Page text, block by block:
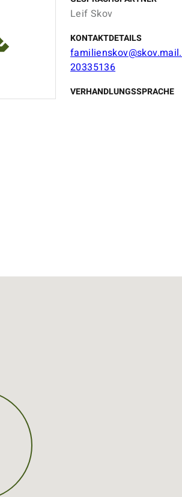
Leif Skov
KONTAKTDETAILS
20335136
VERHANDLUNGSSPRACHE